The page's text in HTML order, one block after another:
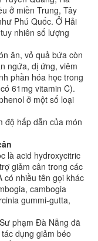
ở miền Trung, Tây
Phú Quốc. Ở Hải
nhiên số lượng
ăn, vỏ quả bứa còn
ngứa, dị ứng, viêm
phần hóa học trong
61mg vitamin C).
ở một số loại
độ hấp dẫn của món
là acid hydroxycitric
giảm cân trong các
có nhiều tên gọi khác
cambogia
gummi-gutta,
phạm Đà Nẵng đã
dụng giảm béo